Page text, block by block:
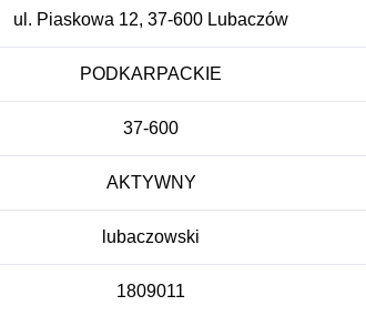
ul. Piaskowa 12, 37-600 Lubaczów
PODKARPACKIE
37-600
AKTYWNY
lubaczowski
1809011